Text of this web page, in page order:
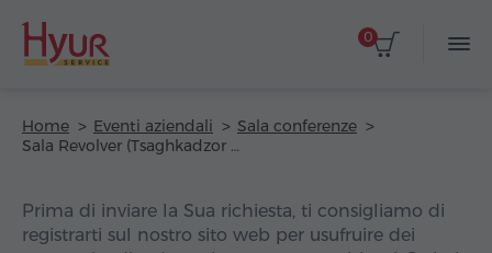
0
Home Eventi aziendali
Sala conferenze
Sala Revolver (Tsaghkadzor Marriott Hotel)
Prima di inviare la Sua richiesta, ti consigliamo di
registrarti sul nostro sito web per usufruire dei